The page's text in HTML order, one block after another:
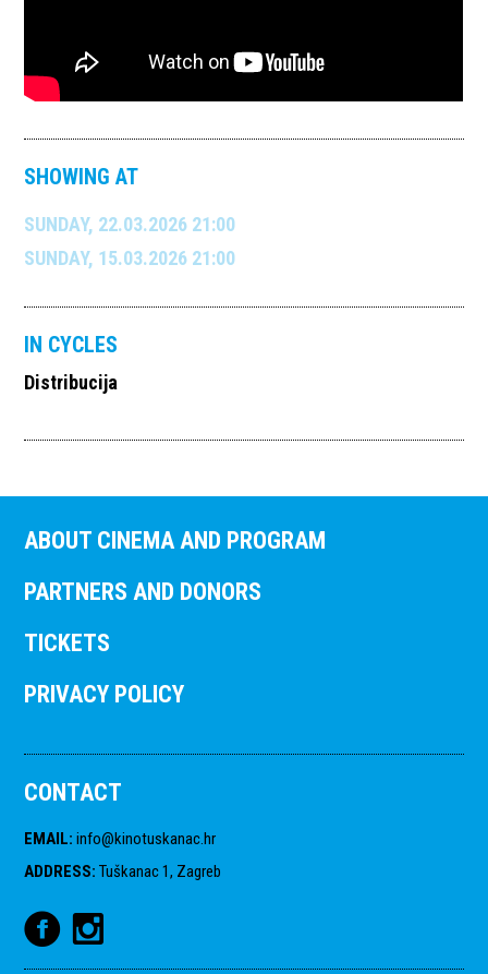
SHOWING AT
SUNDAY, 22.03.2026 21:00
SUNDAY, 15.03.2026 21:00
IN CYCLES
Distribucija
ABOUT CINEMA AND PROGRAM
PARTNERS AND DONORS
TICKETS
PRIVACY POLICY
CONTACT
EMAIL: info@kinotuskanac.hr
ADDRESS: Tuškanac 1, Zagreb